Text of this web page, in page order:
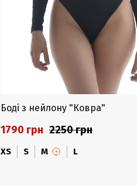
Боді з нейлону "Ковра"
1790 грн 2250 грн
XS S M L